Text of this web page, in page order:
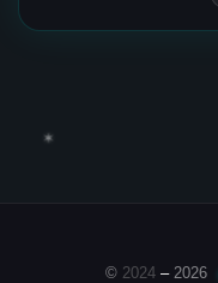
✶
© 2024 – 2026